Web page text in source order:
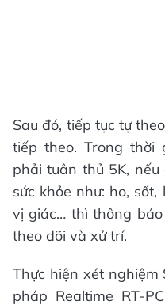
Sau đó, tiếp tục tự
tiếp theo. Trong thời
phải tuân thủ 5K,
sức khỏe như: ho,
vị giác… thì thông
theo dõi và xử trí.
Thực hiện xét nghiệm
pháp Realtime RT-